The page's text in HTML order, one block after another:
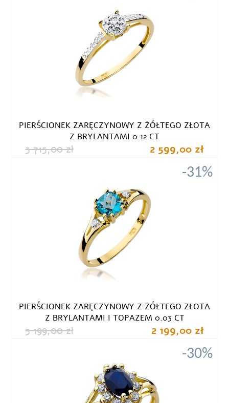
PIERŚCIONEK ZARĘCZYNOWY Z ŻÓŁTEGO ZŁOTA
Z BRYLANTAMI 0.12 CT
3 715,00 zł 2 599,00 zł
-31%
PIERŚCIONEK ZARĘCZYNOWY Z ŻÓŁTEGO ZŁOTA
Z BRYLANTAMI I TOPAZEM 0.03 CT
3 199,00 zł 2 199,00 zł
-30%